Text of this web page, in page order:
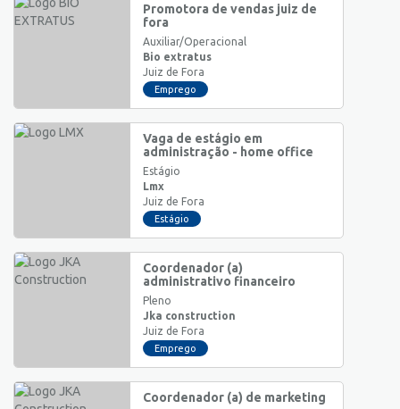
Promotora de vendas juiz de
fora
Auxiliar/Operacional
Bio extratus
Juiz de Fora
Emprego
Vaga de estágio em
administração - home office
Estágio
Lmx
Juiz de Fora
Estágio
Coordenador (a)
administrativo financeiro
Pleno
Jka construction
Juiz de Fora
Emprego
Coordenador (a) de marketing